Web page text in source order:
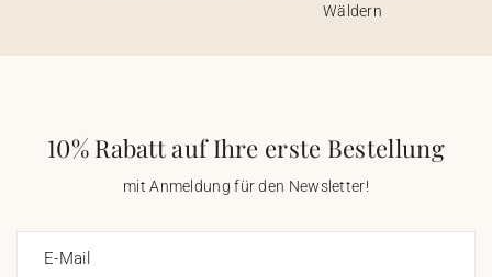
Wäldern
10% Rabatt auf Ihre erste Bestellung
mit Anmeldung für den Newsletter!
E-Mail